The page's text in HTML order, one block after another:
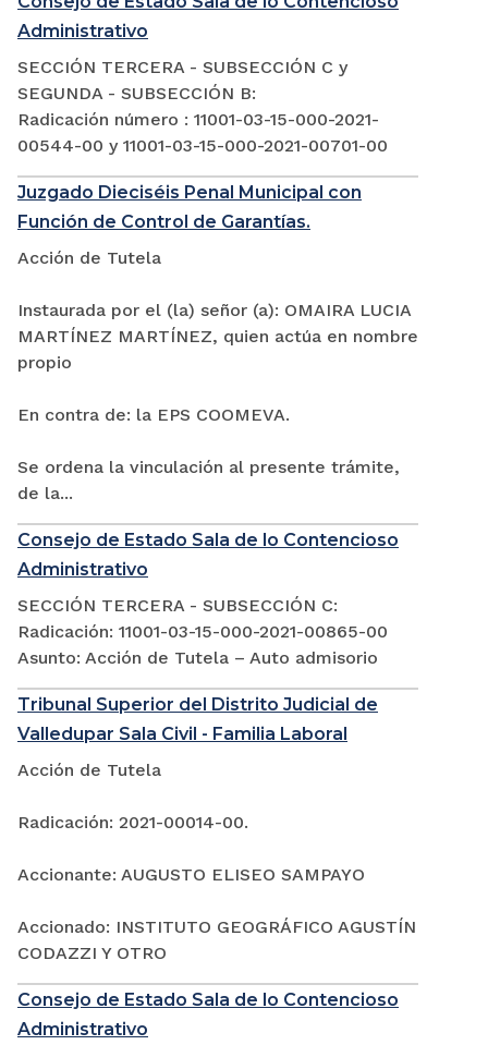
Administrativo
SECCIÓN TERCERA - SUBSECCIÓN C y
SEGUNDA - SUBSECCIÓN B:
Radicación número : 11001-03-15-000-2021-
00544-00 y 11001-03-15-000-2021-00701-00
Juzgado Dieciséis Penal Municipal con
Función de Control de Garantías.
Acción de Tutela
Instaurada por el (la) señor (a): OMAIRA LUCIA
MARTÍNEZ MARTÍNEZ, quien actúa en nombre
propio
En contra de: la EPS COOMEVA.
Se ordena la vinculación al presente trámite,
de la...
Consejo de Estado Sala de lo Contencioso
Administrativo
SECCIÓN TERCERA - SUBSECCIÓN C:
Radicación: 11001-03-15-000-2021-00865-00
Asunto: Acción de Tutela – Auto admisorio
Tribunal Superior del Distrito Judicial de
Valledupar Sala Civil - Familia Laboral
Acción de Tutela
Radicación: 2021-00014-00.
Accionante: AUGUSTO ELISEO SAMPAYO
Accionado: INSTITUTO GEOGRÁFICO AGUSTÍN
CODAZZI Y OTRO
Consejo de Estado Sala de lo Contencioso
Administrativo